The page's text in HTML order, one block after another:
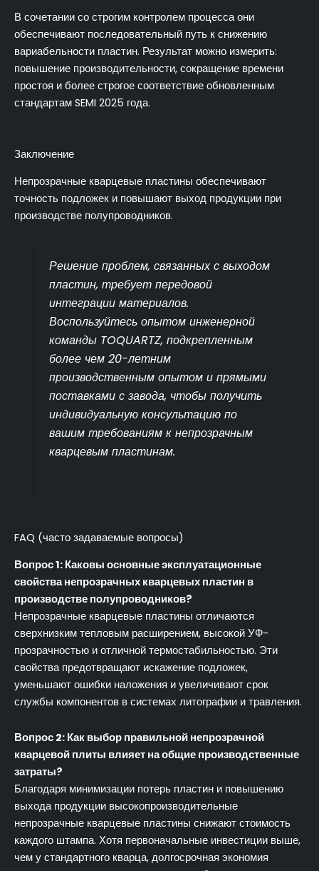
В сочетании со строгим контролем процесса они
обеспечивают последовательный путь к снижению
вариабельности пластин. Результат можно измерить:
повышение производительности, сокращение времени
простоя и более строгое соответствие обновленным
стандартам SEMI 2025 года.
Заключение
Непрозрачные кварцевые пластины обеспечивают
точность подложек и повышают выход продукции при
производстве полупроводников.
Решение проблем, связанных с выходом
пластин, требует передовой
интеграции материалов.
Воспользуйтесь опытом инженерной
команды TOQUARTZ, подкрепленным
более чем 20-летним
производственным опытом и прямыми
поставками с завода, чтобы получить
индивидуальную консультацию по
вашим требованиям к непрозрачным
кварцевым пластинам.
FAQ (часто задаваемые вопросы)
Вопрос 1: Каковы основные эксплуатационные
свойства непрозрачных кварцевых пластин в
производстве полупроводников?
Непрозрачные кварцевые пластины отличаются
сверхнизким тепловым расширением, высокой УФ-
прозрачностью и отличной термостабильностью. Эти
свойства предотвращают искажение подложек,
уменьшают ошибки наложения и увеличивают срок
службы компонентов в системах литографии и травления.
Вопрос 2: Как выбор правильной непрозрачной
кварцевой плиты влияет на общие производственные
затраты?
Благодаря минимизации потерь пластин и повышению
выхода продукции высокопроизводительные
непрозрачные кварцевые пластины снижают стоимость
каждого штампа. Хотя первоначальные инвестиции выше,
чем у стандартного кварца, долгосрочная экономия